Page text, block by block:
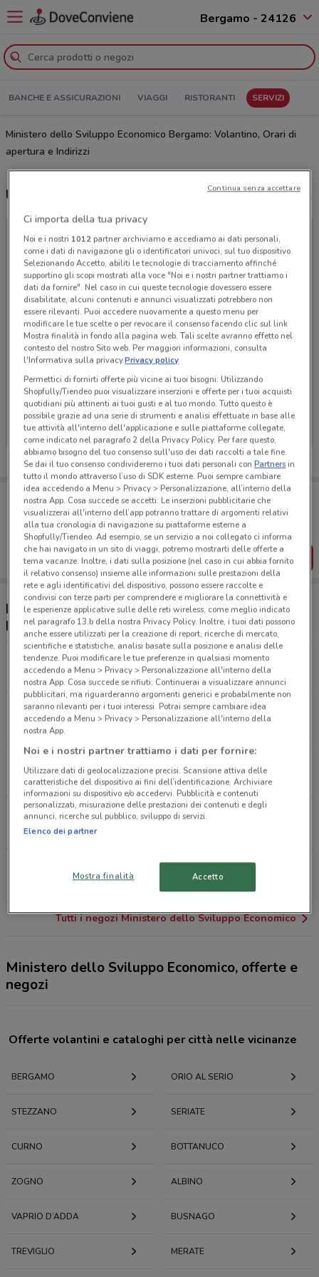
Bergamo - 24126
BANCHE E ASSICURAZIONI VIAGGI RISTORANTI SERVIZI
Ministero dello Sviluppo Economico Bergamo: Volantino, Orari di
apertura e Indirizzi
Ultime offerte del volantino Ministero dello Sviluppo Economico
Ci dispiace, al momento non abbiamo pubblicato
volantini nella tua zona. Riprova più tardi.
Porta DoveConviene sempre con te!
Puoi trovare le migliori offerte dei negozi vicino a te,
salvarle e creare la tua lista del risparmio, comodamente
dal tuo cellulare.
SCARICA L’APP
Negozi Ministero dello Sviluppo Economico a
Bergamo
Via Zanica, 1 Bergamo
1.6 km
VIALE CARDUCCI 55 Bergamo
2.1 km
2.2 km
APERTO
Via Carducci, Snc Bergamo
2.3 km
Via Xx Settembre, 51 Bergamo
2.4 km
Tutti i negozi Ministero dello Sviluppo Economico
Ministero dello Sviluppo Economico, offerte e
negozi
Offerte volantini e cataloghi per città nelle vicinanze
BERGAMO ORIO AL SERIO
STEZZANO SERIATE
CURNO BOTTANUCO
ZOGNO ALBINO
VAPRIO D’ADDA BUSNAGO
TREVIGLIO MERATE
Ci importa della tua privacy
Noi e i nostri 1012partner archiviamo e accediamo ai dati personali,
come i dati di navigazione gli o identificatori univoci, sul tuo dispositivo.
Selezionando Accetto, abiliti le tecnologie di tracciamento affinché
supportino gli scopi mostrati alla voce "Noi e i nostri partner trattiamo i
dati da fornire". Nel caso in cui queste tecnologie dovessero essere
disabilitate, alcuni contenuti e annunci visualizzati potrebbero non
essere rilevanti. Puoi accedere nuovamente a questo menu per
modificare le tue scelte o per revocare il consenso facendo clic sul link
Mostra finalità in fondo alla pagina web. Tali scelte avranno effetto nel
contesto del nostro Sito web. Per maggiori informazioni, consulta
l'Informativa sulla privacy.Privacy policy
Permettici di fornirti offerte più vicine ai tuoi bisogni: Utilizzando
Shopfully/Tiendeo puoi visualizzare inserzioni e offerte per i tuoi acquisti
quotidiani più attinenti ai tuoi gusti e al tuo mondo. Tutto questo è
possibile grazie ad una serie di strumenti e analisi effettuate in base alle
tue attività all'interno dell'applicazione e sulle piattaforme collegate,
come indicato nel paragrafo 2 della Privacy Policy. Per fare questo,
abbiamo bisogno del tuo consenso sull'uso dei dati raccolti a tale fine.
Se dai il tuo consenso condivideremo i tuoi dati personali conPartnersin
tutto il mondo attraverso l’uso di SDK esterne. Puoi sempre cambiare
idea accedendo a Menu > Privacy > Personalizzazione, all’interno della
nostra App. Cosa succede se accetti: Le inserzioni pubblicitarie che
visualizzerai all'interno dell’app potranno trattare di argomenti relativi
alla tua cronologia di navigazione su piattaforme esterne a
Shopfully/Tiendeo. Ad esempio, se un servizio a noi collegato ci informa
che hai navigato in un sito di viaggi, potremo mostrarti delle offerte a
tema vacanze. Inoltre, i dati sulla posizione (nel caso in cui abbia fornito
il relativo consenso) insieme alle informazioni sulle prestazioni della
rete e agli identificativi del dispositivo, possono essere raccolte e
condivisi con terze parti per comprendere e migliorare la connettività e
le esperienze applicative sulle delle reti wireless, come meglio indicato
nel paragrafo 13.b della nostra Privacy Policy. Inoltre, i tuoi dati possono
anche essere utilizzati per la creazione di report, ricerche di mercato,
scientifiche e statistiche, analisi basate sulla posizione e analisi delle
tendenze. Puoi modificare le tue preferenze in qualsiasi momento
accedendo a Menu > Privacy > Personalizzazione all'interno della
nostra App. Cosa succede se rifiuti: Continuerai a visualizzare annunci
pubblicitari, ma riguarderanno argomenti generici e probabilmente non
saranno rilevanti per i tuoi interessi. Potrai sempre cambiare idea
accedendo a Menu > Privacy > Personalizzazione all'interno della
nostra App.
Noi e i nostri partner trattiamo i dati per fornire:
Utilizzare dati di geolocalizzazione precisi. Scansione attiva delle
caratteristiche del dispositivo ai fini dell’identificazione. Archiviare
informazioni su dispositivo e/o accedervi. Pubblicità e contenuti
personalizzati, misurazione delle prestazioni dei contenuti e degli
annunci, ricerche sul pubblico, sviluppo di servizi.
Elenco dei partner
Mostra finalità Accetto
Continua senza accettare